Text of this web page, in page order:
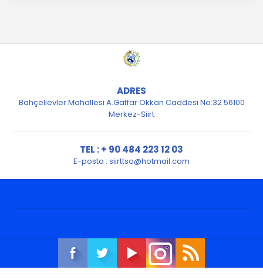
ADRES
Bahçelievler Mahallesi A.Gaffar Okkan Caddesi No:32 56100
Merkez-Siirt
TEL : + 90 484 223 12 03
E-posta : siirttso@hotmail.com